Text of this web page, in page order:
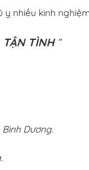
nhiều kinh
TẬN TÌNH“
Dương.